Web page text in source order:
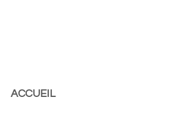
ACCUEIL